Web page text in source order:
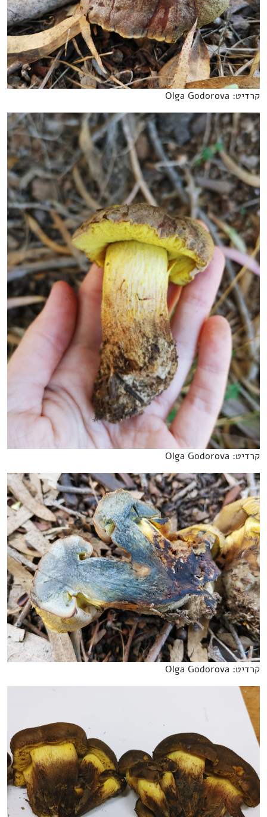
קרדיט: Olga Godorova
קרדיט: Olga Godorova
קרדיט: Olga Godorova